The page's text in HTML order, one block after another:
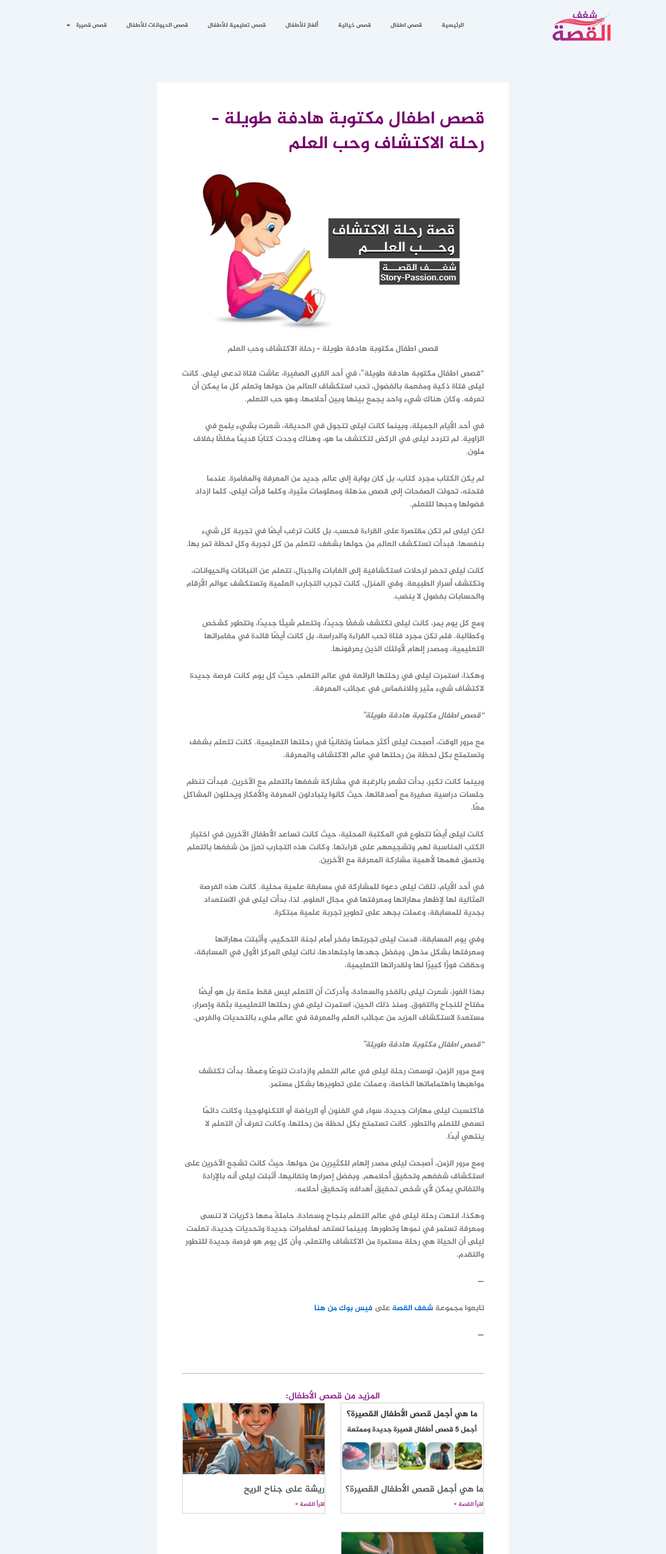
الرئيسية قصص اطفال قصص خيالية ألغاز للأطفال قصص تعليمية للأطفال قصص الحيوانات للأطفال قصص قصيرة
قصص اطفال مكتوبة هادفة طويلة –
رحلة الاكتشاف وحب العلم
قصص اطفال مكتوبة هادفة طويلة – رحلة الاكتشاف وحب العلم
“قصص اطفال مكتوبة هادفة طويلة”، في أحد القرى الصغيرة، عاشت فتاة تدعى ليلى. كانت
ليلى فتاة ذكية ومفعمة بالفضول، تحب استكشاف العالم من حولها وتعلم كل ما يمكن أن
تعرفه. وكان هناك شيء واحد يجمع بينها وبين أحلامها، وهو حب التعلم.
في أحد الأيام الجميلة، وبينما كانت ليلى تتجول في الحديقة، شعرت بشيء يلمع في
الزاوية. لم تتردد ليلى في الركض لتكتشف ما هو، وهناك وجدت كتابًا قديمًا مغلقًا بغلاف
ملون.
لم يكن الكتاب مجرد كتاب، بل كان بوابة إلى عالم جديد من المعرفة والمغامرة. عندما
فتحته، تحولت الصفحات إلى قصص مذهلة ومعلومات مثيرة، وكلما قرأت ليلى، كلما ازداد
فضولها وحبها للتعلم.
لكن ليلى لم تكن مقتصرة على القراءة فحسب، بل كانت ترغب أيضًا في تجربة كل شيء
بنفسها. فبدأت تستكشف العالم من حولها بشغف، تتعلم من كل تجربة وكل لحظة تمر بها.
كانت ليلى تحضر لرحلات استكشافية إلى الغابات والجبال، تتعلم عن النباتات والحيوانات،
وتكتشف أسرار الطبيعة. وفي المنزل، كانت تجرب التجارب العلمية وتستكشف عوالم الأرقام
والحسابات بفضول لا ينضب.
ومع كل يوم يمر، كانت ليلى تكتشف شغفًا جديدًا، وتتعلم شيئًا جديدًا، وتتطور كشخص
وكطالبة. فلم تكن مجرد فتاة تحب القراءة والدراسة، بل كانت أيضًا قائدة في مغامراتها
التعليمية، ومصدر إلهام لأولئك الذين يعرفونها.
وهكذا، استمرت ليلى في رحلتها الرائعة في عالم التعلم، حيث كل يوم كانت فرصة جديدة
لاكتشاف شيء مثير وللانغماس في عجائب المعرفة.
“قصص اطفال مكتوبة هادفة طويلة”
مع مرور الوقت، أصبحت ليلى أكثر حماسًا وتفانيًا في رحلتها التعليمية. كانت تتعلم بشغف
وتستمتع بكل لحظة من رحلتها في عالم الاكتشاف والمعرفة.
وبينما كانت تكبر، بدأت تشعر بالرغبة في مشاركة شغفها بالتعلم مع الآخرين. فبدأت تنظم
جلسات دراسية صغيرة مع أصدقائها، حيث كانوا يتبادلون المعرفة والأفكار ويحللون المشاكل
معًا.
كانت ليلى أيضًا تتطوع في المكتبة المحلية، حيث كانت تساعد الأطفال الآخرين في اختيار
الكتب المناسبة لهم وتشجيعهم على قراءتها. وكانت هذه التجارب تعزز من شغفها بالتعلم
وتعمق فهمها لأهمية مشاركة المعرفة مع الآخرين.
في أحد الأيام، تلقت ليلى دعوة للمشاركة في مسابقة علمية محلية. كانت هذه الفرصة
المثالية لها لإظهار مهاراتها ومعرفتها في مجال العلوم. لذا، بدأت ليلى في الاستعداد
بجدية للمسابقة، وعملت بجهد على تطوير تجربة علمية مبتكرة.
وفي يوم المسابقة، قدمت ليلى تجربتها بفخر أمام لجنة التحكيم، وأثبتت مهاراتها
ومعرفتها بشكل مذهل. وبفضل جهدها واجتهادها، نالت ليلى المركز الأول في المسابقة،
وحققت فوزًا كبيرًا لها ولقدراتها التعليمية.
بهذا الفوز، شعرت ليلى بالفخر والسعادة، وأدركت أن التعلم ليس فقط متعة بل هو أيضًا
مفتاح للنجاح والتفوق. ومنذ ذلك الحين، استمرت ليلى في رحلتها التعليمية بثقة وإصرار،
مستعدة لاستكشاف المزيد من عجائب العلم والمعرفة في عالم مليء بالتحديات والفرص.
“قصص اطفال مكتوبة هادفة طويلة”
ومع مرور الزمن، توسعت رحلة ليلى في عالم التعلم وازدادت تنوعًا وعمقًا. بدأت تكتشف
مواهبها واهتماماتها الخاصة، وعملت على تطويرها بشكل مستمر.
فاكتسبت ليلى مهارات جديدة، سواء في الفنون أو الرياضة أو التكنولوجيا، وكانت دائمًا
تسعى للتعلم والتطور. كانت تستمتع بكل لحظة من رحلتها، وكانت تعرف أن التعلم لا
ينتهي أبدًا.
ومع مرور الزمن، أصبحت ليلى مصدر إلهام للكثيرين من حولها، حيث كانت تشجع الآخرين على
استكشاف شغفهم وتحقيق أحلامهم. وبفضل إصرارها وتفانيها، أثبتت ليلى أنه بالإرادة
والتفاني يمكن لأي شخص تحقيق أهدافه وتحقيق أحلامه.
وهكذا، انتهت رحلة ليلى في عالم التعلم بنجاح وسعادة، حاملةً معها ذكريات لا تنسى
ومعرفة تستمر في نموها وتطورها. وبينما تستعد لمغامرات جديدة وتحديات جديدة، تعلمت
ليلى أن الحياة هي رحلة مستمرة من الاكتشاف والتعلم، وأن كل يوم هو فرصة جديدة للتطور
والتقدم.
—
تابعوا مجموعةشغف القصةعلى فيس بوك من هنا
—
المزيد من قصص الأطفال:
ما هي أجمل قصص الأطفال القصيرة؟
اقرأ القصة »
ريشة على جناح الريح
اقرأ القصة »